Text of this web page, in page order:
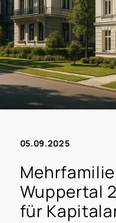
05.09.2025
Wuppertal
für